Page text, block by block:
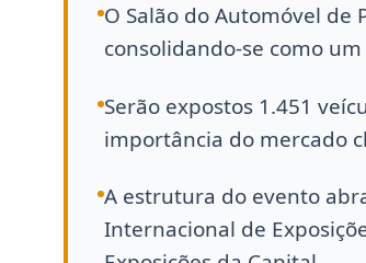
O Salão do Automóvel de
consolidando-se como
Serão expostos 1.451
importância do mercado
A estrutura do evento
Internacional de